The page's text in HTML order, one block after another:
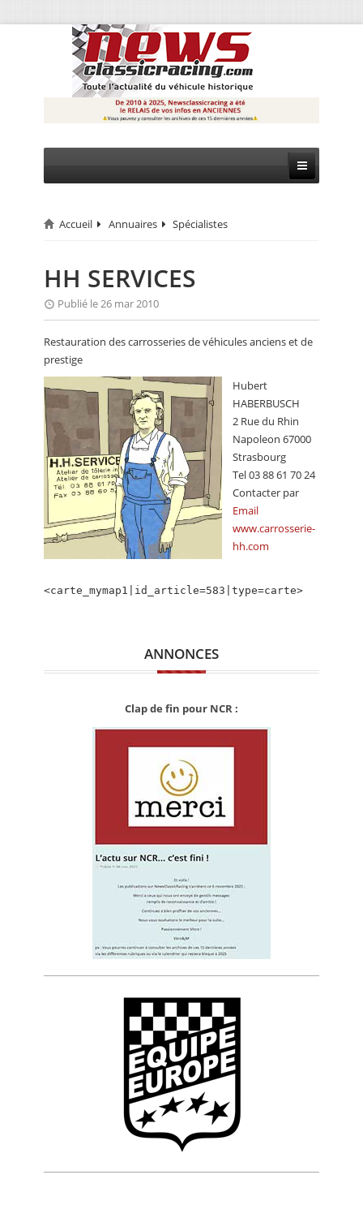
CIRCUIT
RALLYE
MONTAGNE
EVÈNEMENTS
CALENDRIER
VIDEO
ANNUAIRES
PETITES ANNONCES
Accueil Annuaires Spécialistes
HH SERVICES
Publié le 26 mar 2010
Restauration des carrosseries de véhicules anciens et de
prestige
Hubert
HABERBUSCH
2 Rue du Rhin
Napoleon 67000
Strasbourg
Tel 03 88 61 70 24
Contacter par
Email
www.carrosserie-
hh.com
<carte_mymap1|id_article=583|type=carte>
ANNONCES
Clap de fin pour NCR :